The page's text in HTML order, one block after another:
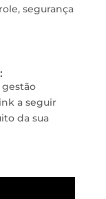
segurança
:
a seguir
da sua